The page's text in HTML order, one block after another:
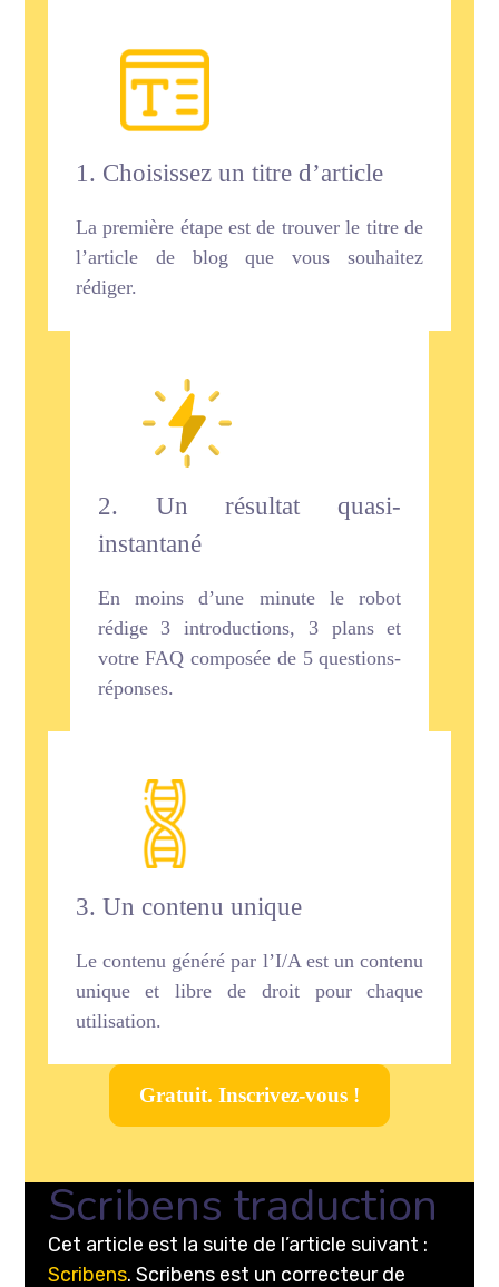
1. Choisissez un titre d’article
La première étape est de trouver le titre de
l’article de blog que vous souhaitez
rédiger.
2. Un résultat quasi-
instantané
En moins d’une minute le robot
rédige 3 introductions, 3 plans et
votre FAQ composée de 5 questions-
réponses.
3. Un contenu unique
Le contenu généré par l’I/A est un contenu
unique et libre de droit pour chaque
utilisation.
Gratuit. Inscrivez-vous !
Scribens traduction
Cet article est la suite de l’article suivant :
Scribens. Scribens est un correcteur de